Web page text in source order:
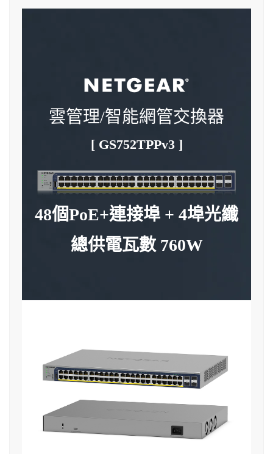
雲管理/智能網管交換器
[ GS752TPPv3 ]
48個PoE+連接埠 + 4埠光纖
總供電瓦數 760W